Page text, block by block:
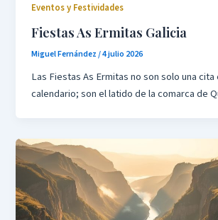
Eventos y Festividades
Fiestas As Ermitas Galicia
Miguel Fernández/4 julio 2026
Las Fiestas As Ermitas no son solo una cita
calendario; son el latido de la comarca de